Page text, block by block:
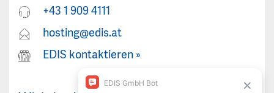
+43 1 909 4111
hosting@edis.at
EDIS kontaktieren »